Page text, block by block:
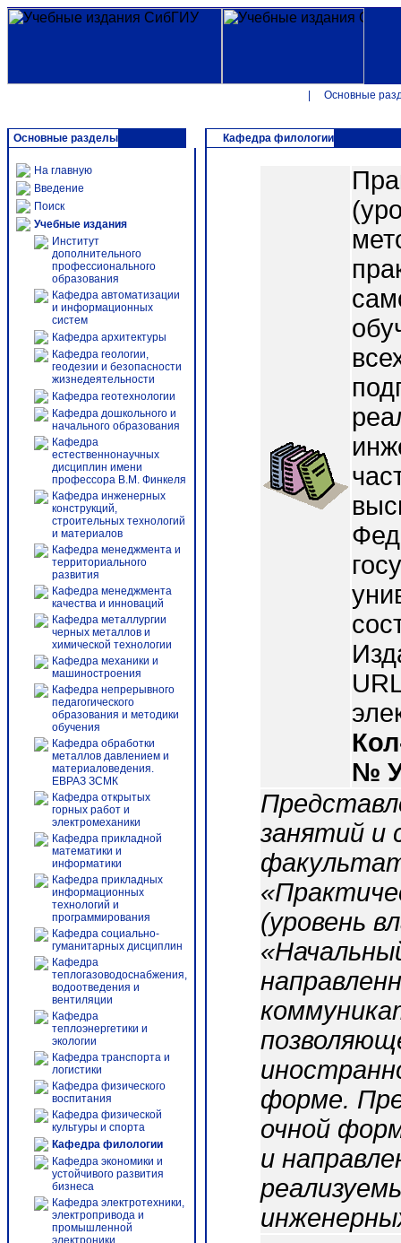
Основные
Основные разделы
На главную
Введение
Поиск
Учебные издания
Институт
дополнительного
профессионального
образования
Кафедра автоматизации
и информационных
систем
Кафедра архитектуры
Кафедра геологии,
геодезии и безопасности
жизнедеятельности
Кафедра геотехнологии
Кафедра дошкольного и
начального образования
Кафедра
естественнонаучных
дисциплин имени
профессора В.М. Финкеля
Кафедра инженерных
конструкций,
строительных технологий
и материалов
Кафедра менеджмента и
территориального
развития
Кафедра менеджмента
качества и инноваций
Кафедра металлургии
черных металлов и
химической технологии
Кафедра механики и
машиностроения
Кафедра непрерывного
педагогического
образования и методики
обучения
Кафедра обработки
металлов давлением и
материаловедения.
ЕВРАЗ ЗСМК
Кафедра открытых
горных работ и
электромеханики
Кафедра прикладной
математики и
информатики
Кафедра прикладных
информационных
технологий и
программирования
Кафедра социально-
гуманитарных дисциплин
Кафедра
теплогазоводоснабжения,
водоотведения и
вентиляции
Кафедра
теплоэнергетики и
экологии
Кафедра транспорта и
логистики
Кафедра физического
воспитания
Кафедра физической
культуры и спорта
Кафедра филологии
Кафедра экономики и
устойчивого развития
бизнеса
Кафедра электротехники,
электропривода и
промышленной
электроники
Кафедра филологии
№
занятий и
(уровень
форме.
очной
и